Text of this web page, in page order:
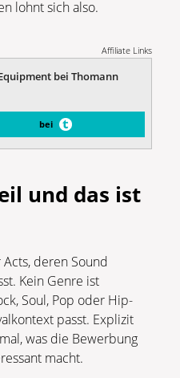
lohnt sich also.
Affiliate Links
bei Thomann
bei
und das ist
deren Sound
Kein Genre ist
Soul, Pop oder Hip-
passt. Explizit
was die Bewerbung
macht.